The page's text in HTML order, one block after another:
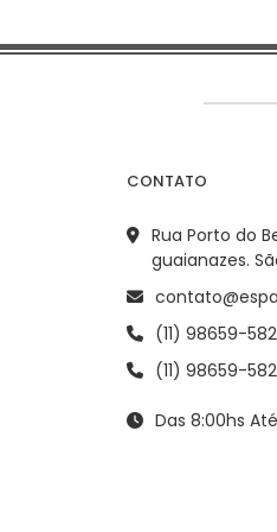
CONTATO
Rua Porto do
guaianazes.
(11) 98659-
(11) 98659-
Das 8:00hs